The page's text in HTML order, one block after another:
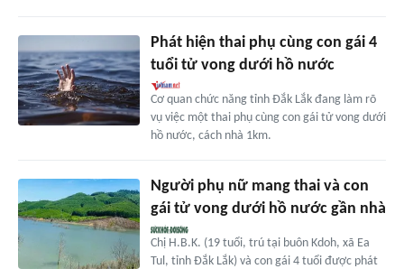
Phát hiện thai phụ cùng con gái 4
tuổi tử vong dưới hồ nước
Cơ quan chức năng tỉnh Đắk Lắk đang làm rõ
vụ việc một thai phụ cùng con gái tử vong dưới
hồ nước, cách nhà 1km.
Người phụ nữ mang thai và con
gái tử vong dưới hồ nước gần nhà
Chị H.B.K. (19 tuổi, trú tại buôn Kdoh, xã Ea
Tul, tỉnh Đắk Lắk) và con gái 4 tuổi được phát